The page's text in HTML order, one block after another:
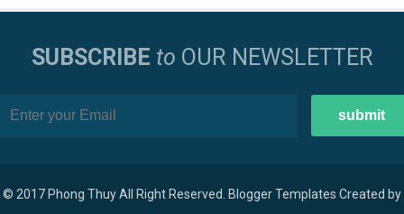
SUBSCRIBE to OUR NEWSLETTER
© 2017 Phong ThuyAll Right Reserved. Blogger Templates Created by